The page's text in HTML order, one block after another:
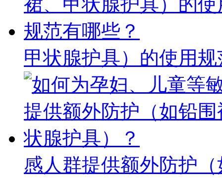
甲状腺护具）的使用
感人群提供额外防护